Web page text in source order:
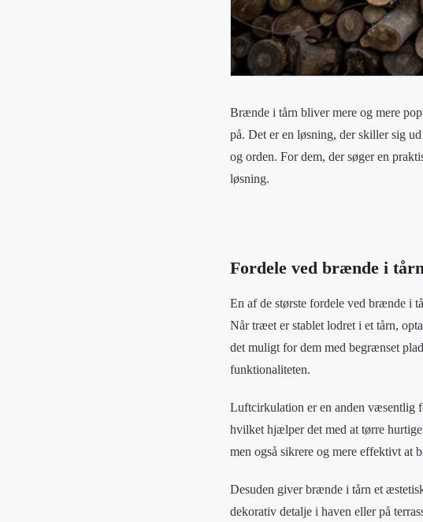
Brænde i tårn bliver mere og mere
på. Det er en løsning, der skiller sig
og orden. For dem, der søger en
løsning.
Fordele ved brænde i tårn
En af de største fordele ved brænde i
Når træet er stablet lodret i et tårn,
det muligt for dem med begrænset
funktionaliteten.
Luftcirkulation er en anden væsentlig
hvilket hjælper det med at tørre
men også sikrere og mere effektivt at
Desuden giver brænde i tårn et
dekorativ detalje i haven eller på